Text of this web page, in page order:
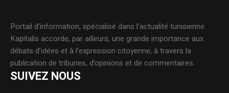
Portail d’information, spécialisé dans l’actualité tunisienne.
Kapitalis accorde, par ailleurs, une grande importance aux
débats d’idées et à l’expression citoyenne, à travers la
publication de tribunes, d’opinions et de commentaires.
SUIVEZ NOUS